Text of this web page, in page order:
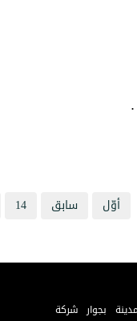
.
أوّل
سابق 14
بجوار شركة